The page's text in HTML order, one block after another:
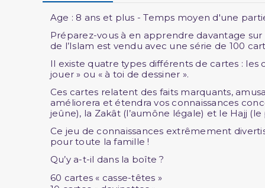
Age : 8 ans et plus - Temps moyen d'une
Préparez-vous à en apprendre davantage
de l’Islam est vendu avec une série de 100
Il existe quatre types différents de cartes : les
jouer » ou « à toi de dessiner ».
Ces cartes relatent des faits marquants,
améliorera et étendra vos connaissances
jeûne), la Zakât (l’aumône légale) et le Hajj
Ce jeu de connaissances extrêmement
pour toute la famille !
Qu’y a-t-il dans la boîte ?
60 cartes « casse-têtes »